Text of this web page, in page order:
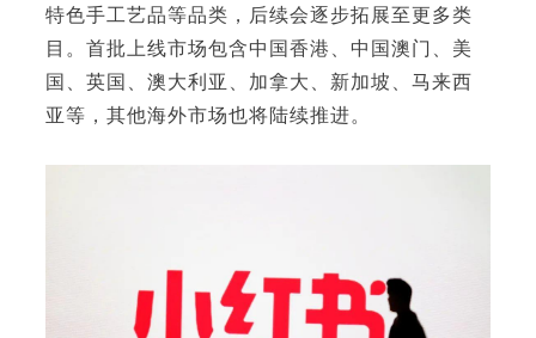
特色手工艺品等品类，后续会逐步拓展至更多类
目。首批上线市场包含中国香港、中国澳门、美
国、英国、澳大利亚、加拿大、新加坡、马来西
亚等，其他海外市场也将陆续推进。